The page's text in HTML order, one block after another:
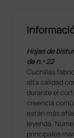
Hojas de
de n.º 22
Cuchillas
alta calidad
durante el
creencia
están más
leyenda.
principales